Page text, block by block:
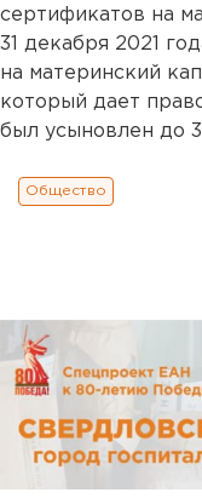
сертификатов на
31 декабря 2021
на материнский
который дает
был усыновлен до
Общество